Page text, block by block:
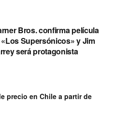
Bros. confirma película
Supersónicos» y Jim
será protagonista
precio en Chile a partir de